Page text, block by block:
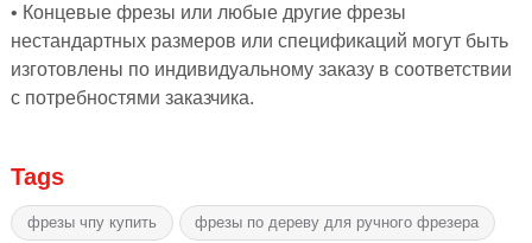
• Концевые фрезы или любые другие фрезы
нестандартных размеров или спецификаций могут быть
изготовлены по индивидуальному заказу в соответствии
с потребностями заказчика.
Tags
фрезы чпу купить фрезы по дереву для ручного фрезера